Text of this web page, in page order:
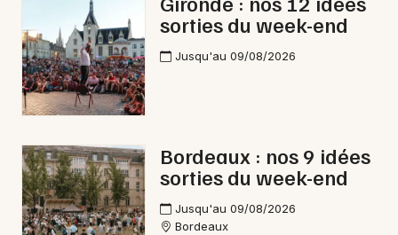
sorties du week-end
Jusqu'au 09/08/2026
Bordeaux : nos 9 idées
sorties du week-end
Jusqu'au 09/08/2026
Bordeaux